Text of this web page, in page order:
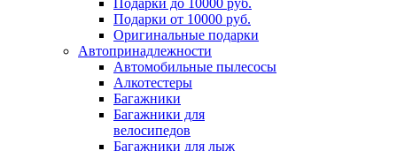
Подарки от 10000 руб.
Оригинальные подарки
Автопринадлежности
Автомобильные пылесосы
Алкотестеры
Багажники
Багажники для
велосипедов
Багажники для лыж